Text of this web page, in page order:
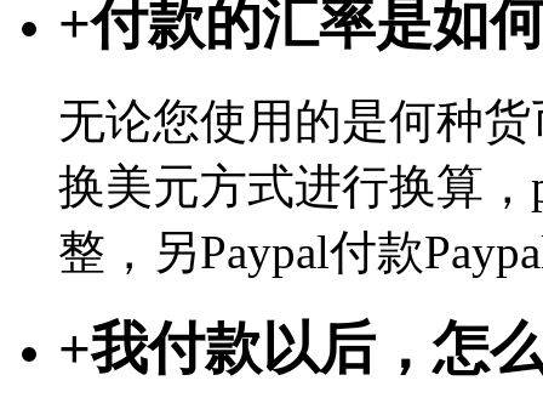
+付款的汇率是如
无论您使用的是何种
换美元方式进行换算
整，另Paypal付款
+我付款以后，怎